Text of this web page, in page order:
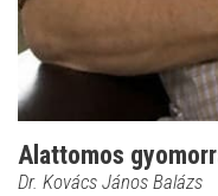
Alattomos
Dr. Kovács János Balázs